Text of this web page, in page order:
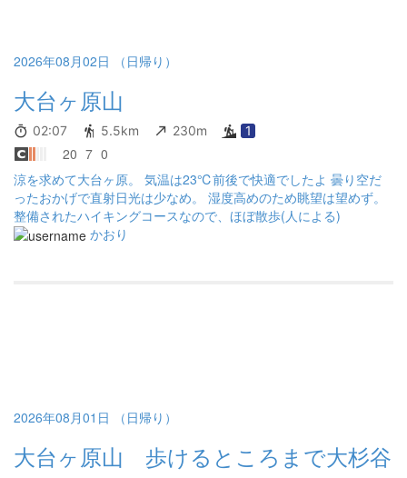
2026年08月02日 （日帰り）
大台ヶ原山
02:07 5.5km 230m 1
20 7 0
涼を求めて大台ヶ原。 気温は23℃前後で快適でしたよ 曇り空だ
ったおかげで直射日光は少なめ。 湿度高めのため眺望は望めず。
整備されたハイキングコースなので、ほぼ散歩(人による)
かおり
2026年08月01日 （日帰り）
大台ヶ原山 歩けるところまで大杉谷